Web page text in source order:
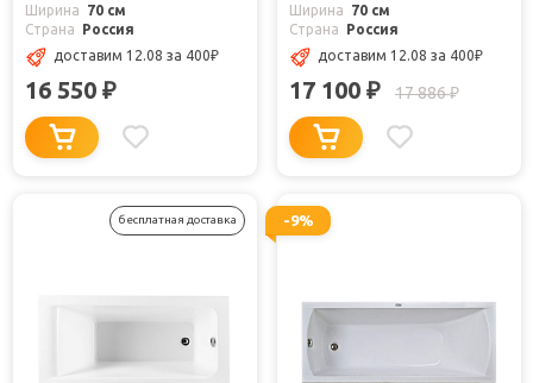
Ширина
70 см
Страна
Россия
доставим 12.08 за 400₽
16 550 ₽
Ширина
70 см
Страна
Россия
доставим 12.08 за 400₽
17 100 ₽ 17 886₽
бесплатная доставка -9%